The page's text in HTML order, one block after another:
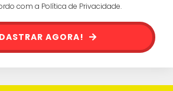
com a Política de Privacidade.
AGORA!